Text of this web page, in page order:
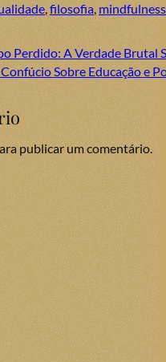
, filosofia, mindfulness
Perdido: A Verdade Brutal
Sobre Educação e
publicar um comentário.